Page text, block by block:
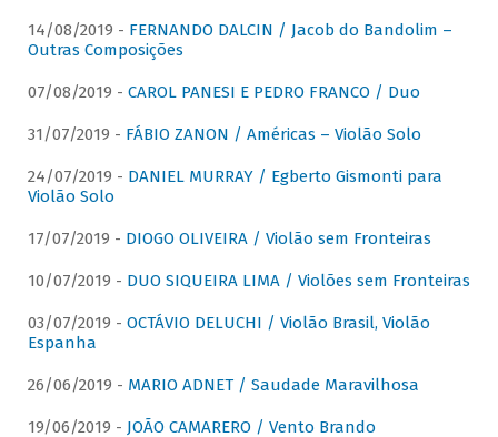
14/08/2019 - FERNANDO DALCIN / Jacob do Bandolim –
Outras Composições
07/08/2019 - CAROL PANESI E PEDRO FRANCO / Duo
31/07/2019 - FÁBIO ZANON / Américas – Violão Solo
24/07/2019 - DANIEL MURRAY / Egberto Gismonti para
Violão Solo
17/07/2019 - DIOGO OLIVEIRA / Violão sem Fronteiras
10/07/2019 - DUO SIQUEIRA LIMA / Violões sem Fronteiras
03/07/2019 - OCTÁVIO DELUCHI / Violão Brasil, Violão
Espanha
26/06/2019 - MARIO ADNET / Saudade Maravilhosa
19/06/2019 - JOÃO CAMARERO / Vento Brando